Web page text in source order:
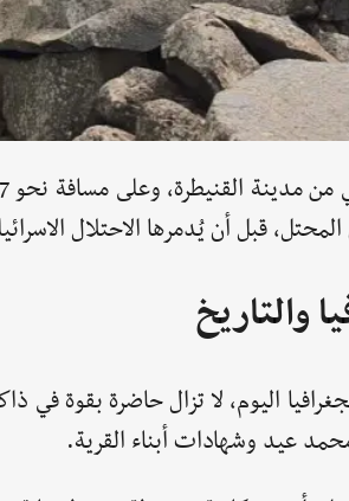
قبل أن يُدمرها الاحتلال
والتاريخ
اليوم، لا تزال حاضرة بقوة في
عيد وشهادات أبناء القرية.